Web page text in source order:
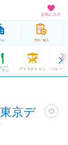
お気に入り
ル 予約 / 購入
ー/
ラン アトラクション パレード
京デ